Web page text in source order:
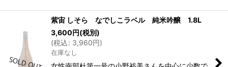
紫宙 しそら なでしこラベル 純米吟醸 1.8L
3,600円(税別)
(税込: 3,960円)
在庫なし